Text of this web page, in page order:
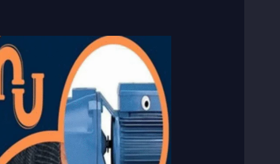
العدان
خدمة
متميزة
على
مدار
24